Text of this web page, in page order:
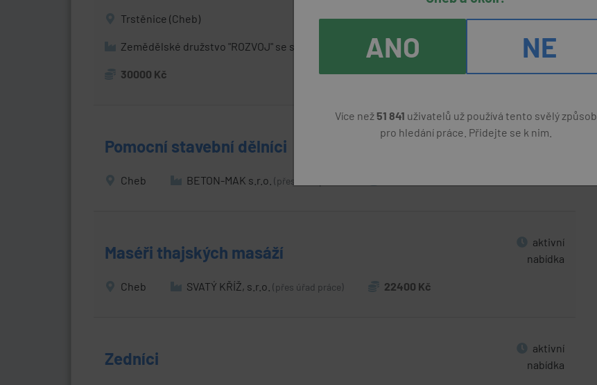
Trstěnice (Cheb)
Zemědělské družstvo "ROZVOJ" se sídlem v Trstěnicích (přes úřad práce)
30000 Kč
Pomocní stavební dělníci
před
Cheb BETON-MAK s.r.o. (přes úřad práce)
Maséři thajských masáží
aktivní
nabídka
Cheb SVATÝ KŘÍŽ, s.r.o. (přes úřad práce) 22400 Kč
Zedníci
aktivní
nabídka
ANO NE
Více než 51 841 uživatelů už používá tento svělý způsob
pro hledání práce. Přidejte se k nim.